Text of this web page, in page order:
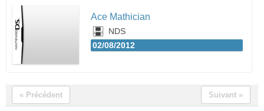
Ace Mathician
NDS
02/08/2012
« Précédent Suivant »